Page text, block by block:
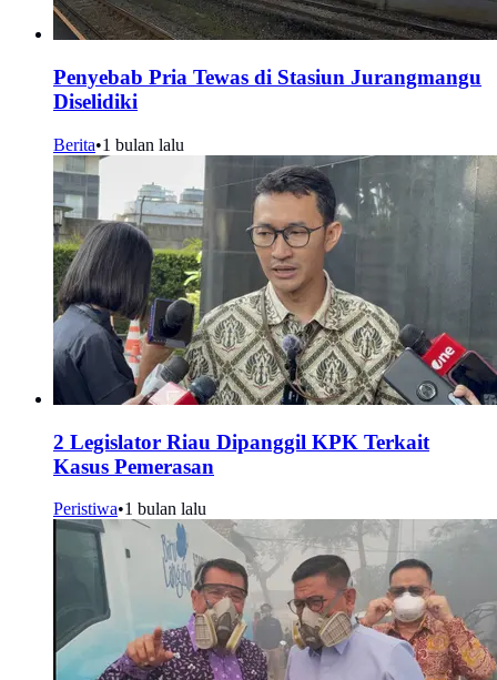
Penyebab Pria Tewas di Stasiun Jurangmangu
Diselidiki
Berita•1 bulan lalu
2 Legislator Riau Dipanggil KPK Terkait
Kasus Pemerasan
Peristiwa•1 bulan lalu